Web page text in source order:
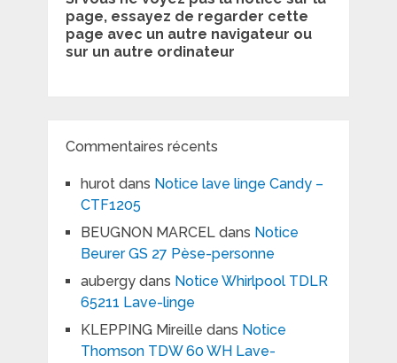
page, essayez de regarder cette
page avec un autre navigateur ou
sur un autre ordinateur
Commentaires récents
hurotdans Notice lave linge Candy –
CTF1205
BEUGNON MARCELdans Notice
Beurer GS 27 Pèse-personne
aubergydans Notice Whirlpool TDLR
65211 Lave-linge
KLEPPING Mireille dans Notice
Thomson TDW 60 WH Lave-